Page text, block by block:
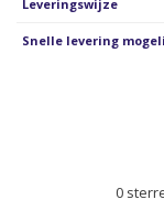
Leveringswijze
Snelle levering
0